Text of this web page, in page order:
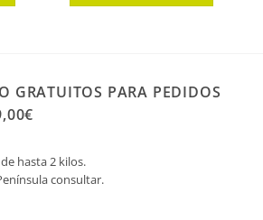
GRATUITOS PARA PEDIDOS
hasta 2 kilos.
consultar.